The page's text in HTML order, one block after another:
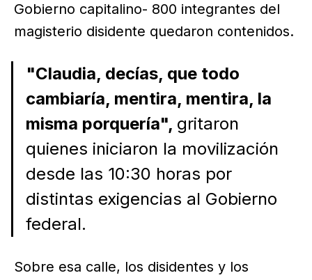
Gobierno capitalino- 800 integrantes del
magisterio disidente quedaron contenidos.
"Claudia, decías, que todo
cambiaría, mentira, mentira, la
misma porquería", gritaron
quienes iniciaron la movilización
desde las 10:30 horas por
distintas exigencias al Gobierno
federal.
Sobre esa calle, los disidentes y los